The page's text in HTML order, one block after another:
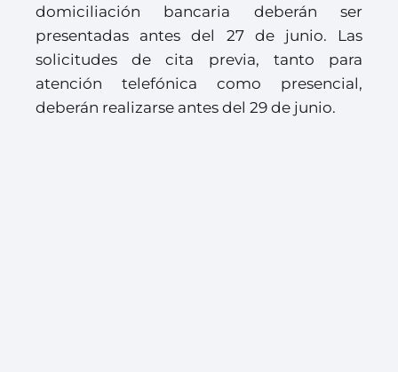
domiciliación bancaria deberán ser
presentadas antes del 27 de junio. Las
solicitudes de cita previa, tanto para
atención telefónica como presencial,
deberán realizarse antes del 29 de junio.